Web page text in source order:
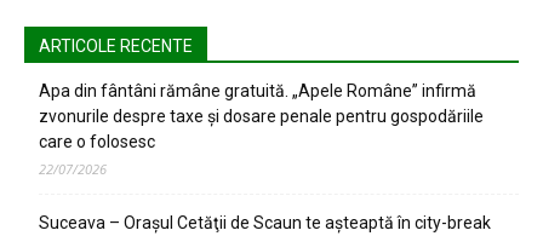
ARTICOLE RECENTE
Apa din fântâni rămâne gratuită. „Apele Române” infirmă
zvonurile despre taxe și dosare penale pentru gospodăriile
care o folosesc
22/07/2026
Suceava – Oraşul Cetăţii de Scaun te aşteaptă în city-break